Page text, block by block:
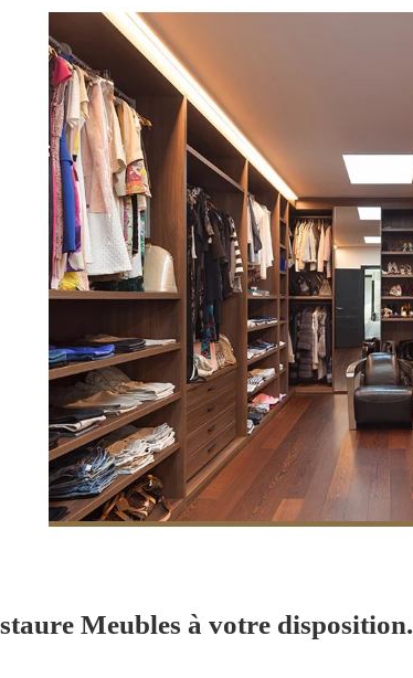
Meubles à votre disposition.